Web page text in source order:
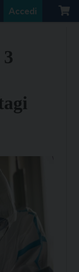
Accedi